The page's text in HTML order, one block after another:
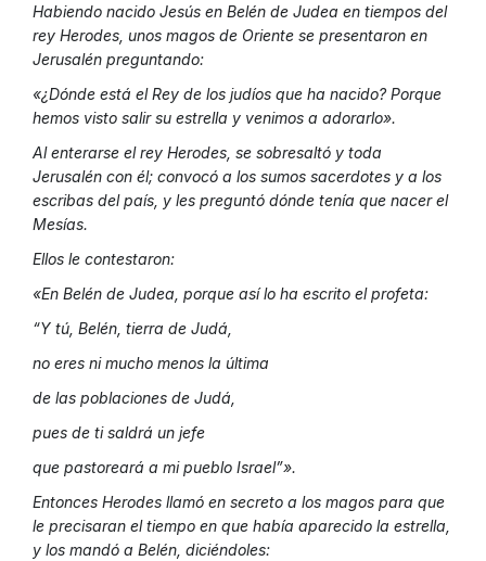
Habiendo nacido Jesús en Belén de Judea en tiempos del
rey Herodes, unos magos de Oriente se presentaron en
Jerusalén preguntando:
«¿Dónde está el Rey de los judíos que ha nacido? Porque
hemos visto salir su estrella y venimos a adorarlo».
Al enterarse el rey Herodes, se sobresaltó y toda
Jerusalén con él; convocó a los sumos sacerdotes y a los
escribas del país, y les preguntó dónde tenía que nacer el
Mesías.
Ellos le contestaron:
«En Belén de Judea, porque así lo ha escrito el profeta:
“Y tú, Belén, tierra de Judá,
no eres ni mucho menos la última
de las poblaciones de Judá,
pues de ti saldrá un jefe
que pastoreará a mi pueblo Israel”».
Entonces Herodes llamó en secreto a los magos para que
le precisaran el tiempo en que había aparecido la estrella,
y los mandó a Belén, diciéndoles: